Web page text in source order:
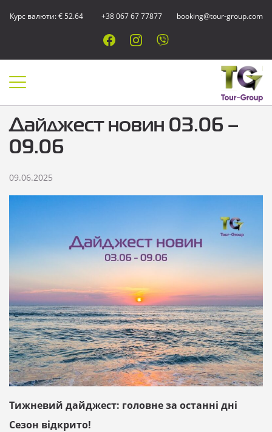
Курс валюти: € 52.64 +38 067 67 77877 booking@tour-group.com
Дайджест новин 03.06 –
09.06
09.06.2025
Тижневий дайджест: головне за останні дні
Сезон відкрито!